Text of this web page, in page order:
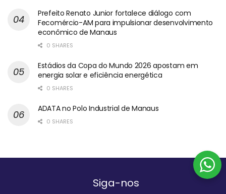
Prefeito Renato Junior fortalece diálogo com
Fecomércio-AM para impulsionar desenvolvimento
econômico de Manaus
0 SHARES
Estádios da Copa do Mundo 2026 apostam em
energia solar e eficiência energética
0 SHARES
ADATA no Polo Industrial de Manaus
0 SHARES
Siga-nos